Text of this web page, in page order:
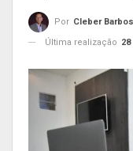
Por Cleber
Última realização